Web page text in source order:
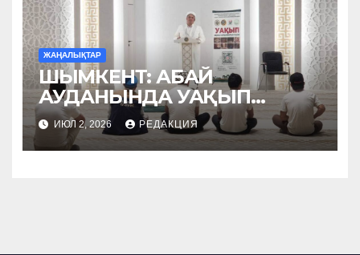
ЖАҢАЛЫҚТАР
ШЫМКЕНТ: АБАЙ
АУДАНЫНДА УАҚЫП
НАСИХАТТАЛДЫ
ИЮЛ 2, 2026 РЕДАКЦИЯ